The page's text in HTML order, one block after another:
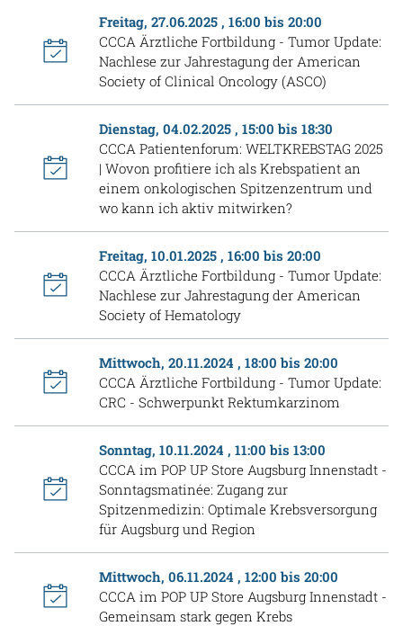
Freitag, 27.06.2025 , 16:00 bis 20:00
CCCA Ärztliche Fortbildung - Tumor Update:
Nachlese zur Jahrestagung der American
Society of Clinical Oncology (ASCO)
Dienstag, 04.02.2025 , 15:00 bis 18:30
CCCA Patientenforum: WELTKREBSTAG 2025
| Wovon profitiere ich als Krebspatient an
einem onkologischen Spitzenzentrum und
wo kann ich aktiv mitwirken?
Freitag, 10.01.2025 , 16:00 bis 20:00
CCCA Ärztliche Fortbildung - Tumor Update:
Nachlese zur Jahrestagung der American
Society of Hematology
Mittwoch, 20.11.2024 , 18:00 bis 20:00
CCCA Ärztliche Fortbildung - Tumor Update:
CRC - Schwerpunkt Rektumkarzinom
Sonntag, 10.11.2024 , 11:00 bis 13:00
CCCA im POP UP Store Augsburg Innenstadt -
Sonntagsmatinée: Zugang zur
Spitzenmedizin: Optimale Krebsversorgung
für Augsburg und Region
Mittwoch, 06.11.2024 , 12:00 bis 20:00
CCCA im POP UP Store Augsburg Innenstadt -
Gemeinsam stark gegen Krebs